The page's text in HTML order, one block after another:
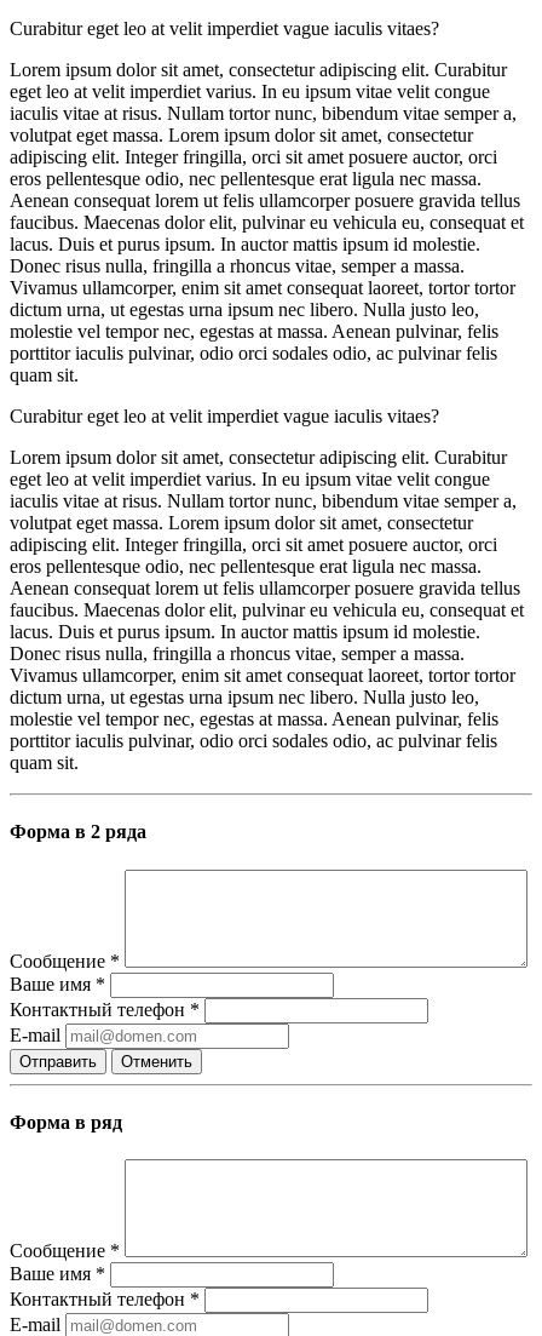
Curabitur eget leo at velit imperdiet vague iaculis vitaes?
Lorem ipsum dolor sit amet, consectetur adipiscing elit. Curabitur
eget leo at velit imperdiet varius. In eu ipsum vitae velit congue
iaculis vitae at risus. Nullam tortor nunc, bibendum vitae semper a,
volutpat eget massa. Lorem ipsum dolor sit amet, consectetur
adipiscing elit. Integer fringilla, orci sit amet posuere auctor, orci
eros pellentesque odio, nec pellentesque erat ligula nec massa.
Aenean consequat lorem ut felis ullamcorper posuere gravida tellus
faucibus. Maecenas dolor elit, pulvinar eu vehicula eu, consequat et
lacus. Duis et purus ipsum. In auctor mattis ipsum id molestie.
Donec risus nulla, fringilla a rhoncus vitae, semper a massa.
Vivamus ullamcorper, enim sit amet consequat laoreet, tortor tortor
dictum urna, ut egestas urna ipsum nec libero. Nulla justo leo,
molestie vel tempor nec, egestas at massa. Aenean pulvinar, felis
porttitor iaculis pulvinar, odio orci sodales odio, ac pulvinar felis
quam sit.
Curabitur eget leo at velit imperdiet vague iaculis vitaes?
Lorem ipsum dolor sit amet, consectetur adipiscing elit. Curabitur
eget leo at velit imperdiet varius. In eu ipsum vitae velit congue
iaculis vitae at risus. Nullam tortor nunc, bibendum vitae semper a,
volutpat eget massa. Lorem ipsum dolor sit amet, consectetur
adipiscing elit. Integer fringilla, orci sit amet posuere auctor, orci
eros pellentesque odio, nec pellentesque erat ligula nec massa.
Aenean consequat lorem ut felis ullamcorper posuere gravida tellus
faucibus. Maecenas dolor elit, pulvinar eu vehicula eu, consequat et
lacus. Duis et purus ipsum. In auctor mattis ipsum id molestie.
Donec risus nulla, fringilla a rhoncus vitae, semper a massa.
Vivamus ullamcorper, enim sit amet consequat laoreet, tortor tortor
dictum urna, ut egestas urna ipsum nec libero. Nulla justo leo,
molestie vel tempor nec, egestas at massa. Aenean pulvinar, felis
porttitor iaculis pulvinar, odio orci sodales odio, ac pulvinar felis
quam sit.
Форма в 2 ряда
Сообщение *
Ваше имя *
Контактный телефон *
E-mail
Отправить Отменить
Форма в ряд
Сообщение *
Ваше имя *
Контактный телефон *
E-mail